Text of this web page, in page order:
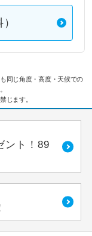
同じ角度・高度・天候での
じます。
ント！89